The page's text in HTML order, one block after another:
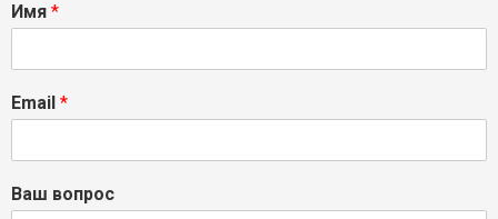
Имя *
Email *
Ваш вопрос